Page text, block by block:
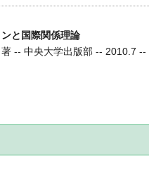
と国際関係理論
-- 中央大学出版部 -- 2010.7 --